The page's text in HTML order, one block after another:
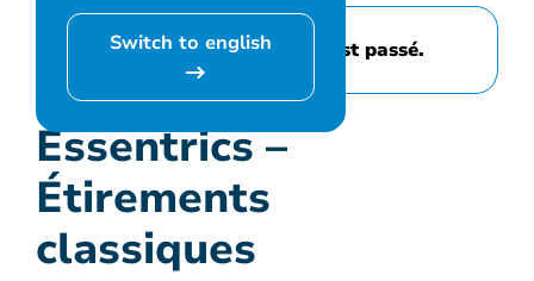
Switch to english
Cet événement est passé.
Essentrics –
Étirements
classiques